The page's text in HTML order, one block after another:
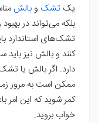
یک تشک و بالش
بلکه می‌تواند در
تشک‌های استاندارد
کنند و بالش نیز
دارد. اگر بالش یا
ممکن است به مرور
کمر شوید که این
خواب بروید.